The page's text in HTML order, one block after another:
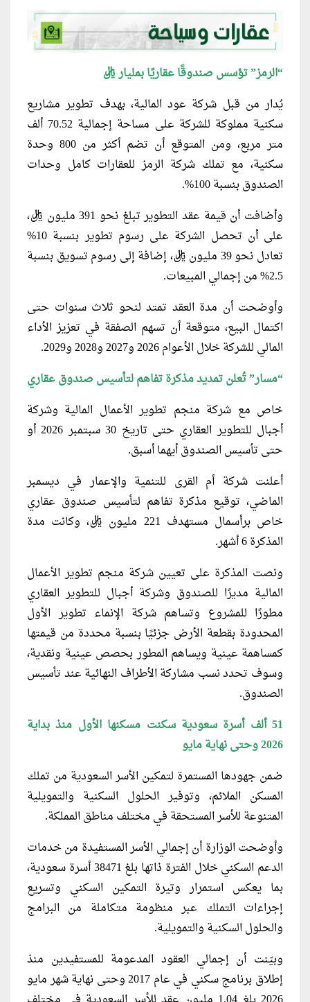
“الرمز” تؤسس صندوقًا عقاريًا بمليار ريال
يُدار من قبل شركة عود المالية، بهدف تطوير مشاريع
سكنية مملوكة للشركة على مساحة إجمالية 70.52 ألف
متر مربع، ومن المتوقع أن تضم أكثر من 800 وحدة
سكنية، مع تملك شركة الرمز للعقارات كامل وحدات
الصندوق بنسبة 100%.
وأضافت أن قيمة عقد التطوير تبلغ نحو 391 مليون ريال،
على أن تحصل الشركة على رسوم تطوير بنسبة 10%
تعادل نحو 39 مليون ريال، إضافة إلى رسوم تسويق بنسبة
2.5% من إجمالي المبيعات.
وأوضحت أن مدة العقد تمتد لنحو ثلاث سنوات حتى
اكتمال البيع، متوقعة أن تسهم الصفقة في تعزيز الأداء
المالي للشركة خلال الأعوام 2026 و2027 و2028 و2029.
“مسار” تُعلن تمديد مذكرة تفاهم لتأسيس صندوق عقاري
خاص مع شركة منجم تطوير الأعمال المالية وشركة
أجبال للتطوير العقاري حتى تاريخ 30 سبتمبر 2026 أو
حتى تأسيس الصندوق أيهما أسبق.
أعلنت شركة أم القرى للتنمية والإعمار في ديسمبر
الماضي، توقيع مذكرة تفاهم لتأسيس صندوق عقاري
خاص برأسمال مستهدف 221 مليون ريال، وكانت مدة
المذكرة 6 أشهر.
ونصت المذكرة على تعيين شركة منجم تطوير الأعمال
المالية مديرًا للصندوق وشركة أجبال للتطوير العقاري
مطورًا للمشروع وتساهم شركة الإنماء تطوير الأول
المحدودة بقطعة الأرض جزئيًا بنسبة محددة من قيمتها
كمساهمة عينية ويساهم المطور بحصص عينية ونقدية،
وسوف تحدد نسب مشاركة الأطراف النهائية عند تأسيس
الصندوق.
51 ألف أسرة سعودية سكنت مسكنها الأول منذ بداية
2026 وحتى نهاية مايو
ضمن جهودها المستمرة لتمكين الأسر السعودية من تملك
المسكن الملائم، وتوفير الحلول السكنية والتمويلية
المتنوعة للأسر المستحقة في مختلف مناطق المملكة.
وأوضحت الوزارة أن إجمالي الأسر المستفيدة من خدمات
الدعم السكني خلال الفترة ذاتها بلغ 38471 أسرة سعودية،
بما يعكس استمرار وتيرة التمكين السكني وتسريع
إجراءات التملك عبر منظومة متكاملة من البرامج
والحلول السكنية والتمويلية.
وبيّنت أن إجمالي العقود المدعومة للمستفيدين منذ
إطلاق برنامج سكني في عام 2017 وحتى نهاية شهر مايو